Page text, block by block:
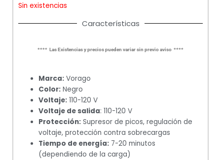
Sin existencias
Características
**** Las Existencias y precios pueden variar sin previo aviso ****
Marca: Vorago
Color: Negro
Voltaje: 110-120 V
Voltaje de salida: 110-120 V
Protección: Supresor de picos, regulación de
voltaje, protección contra sobrecargas
Tiempo de energía: 7-20 minutos
(dependiendo de la carga)